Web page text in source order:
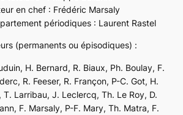
en chef : Frédéric Marsaly
périodiques : Laurent Rastel
(permanents ou épisodiques) :
H. Bernard, R. Biaux, Ph. Boulay, F.
R. Feeser, R. Françon, P-C. Got, H.
T. Larribau, J. Leclercq, Th. Le Roy, D.
F. Marsaly, P-F. Mary, Th. Matra, F.